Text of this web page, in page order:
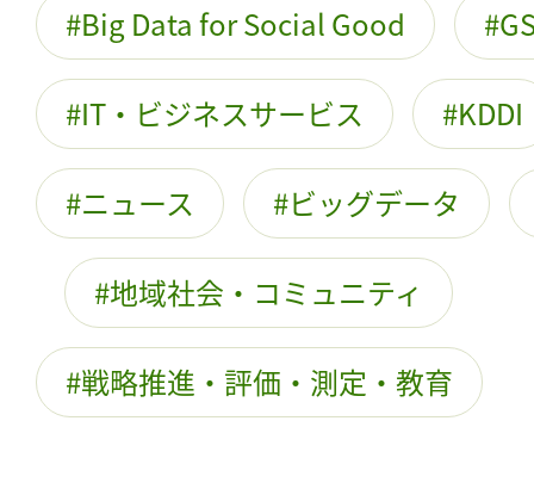
Big Data for Social Good
IT・ビジネスサービス KDDI
ニュース ビッグデータ
地域社会・コミュニティ
戦略推進・評価・測定・教育